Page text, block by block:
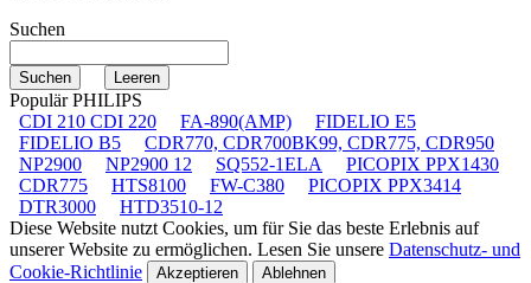
Suchen
Populär PHILIPS
CDI 210 CDI 220
FA-890(AMP)
FIDELIO E5
FIDELIO B5
CDR770, CDR700BK99, CDR775, CDR950
NP2900
NP2900 12 SQ552-1ELA
PICOPIX PPX1430
CDR775
HTS8100 FW-C380
PICOPIX PPX3414
DTR3000
HTD3510-12
Diese Website nutzt Cookies, um für Sie das beste Erlebnis auf
unserer Website zu ermöglichen. Lesen Sie unsere Datenschutz- und
Cookie-Richtlinie
Akzeptieren Ablehnen